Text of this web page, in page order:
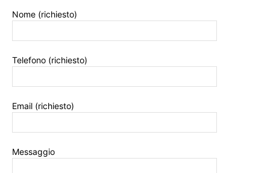
Nome (richiesto)
Telefono (richiesto)
Email (richiesto)
Messaggio